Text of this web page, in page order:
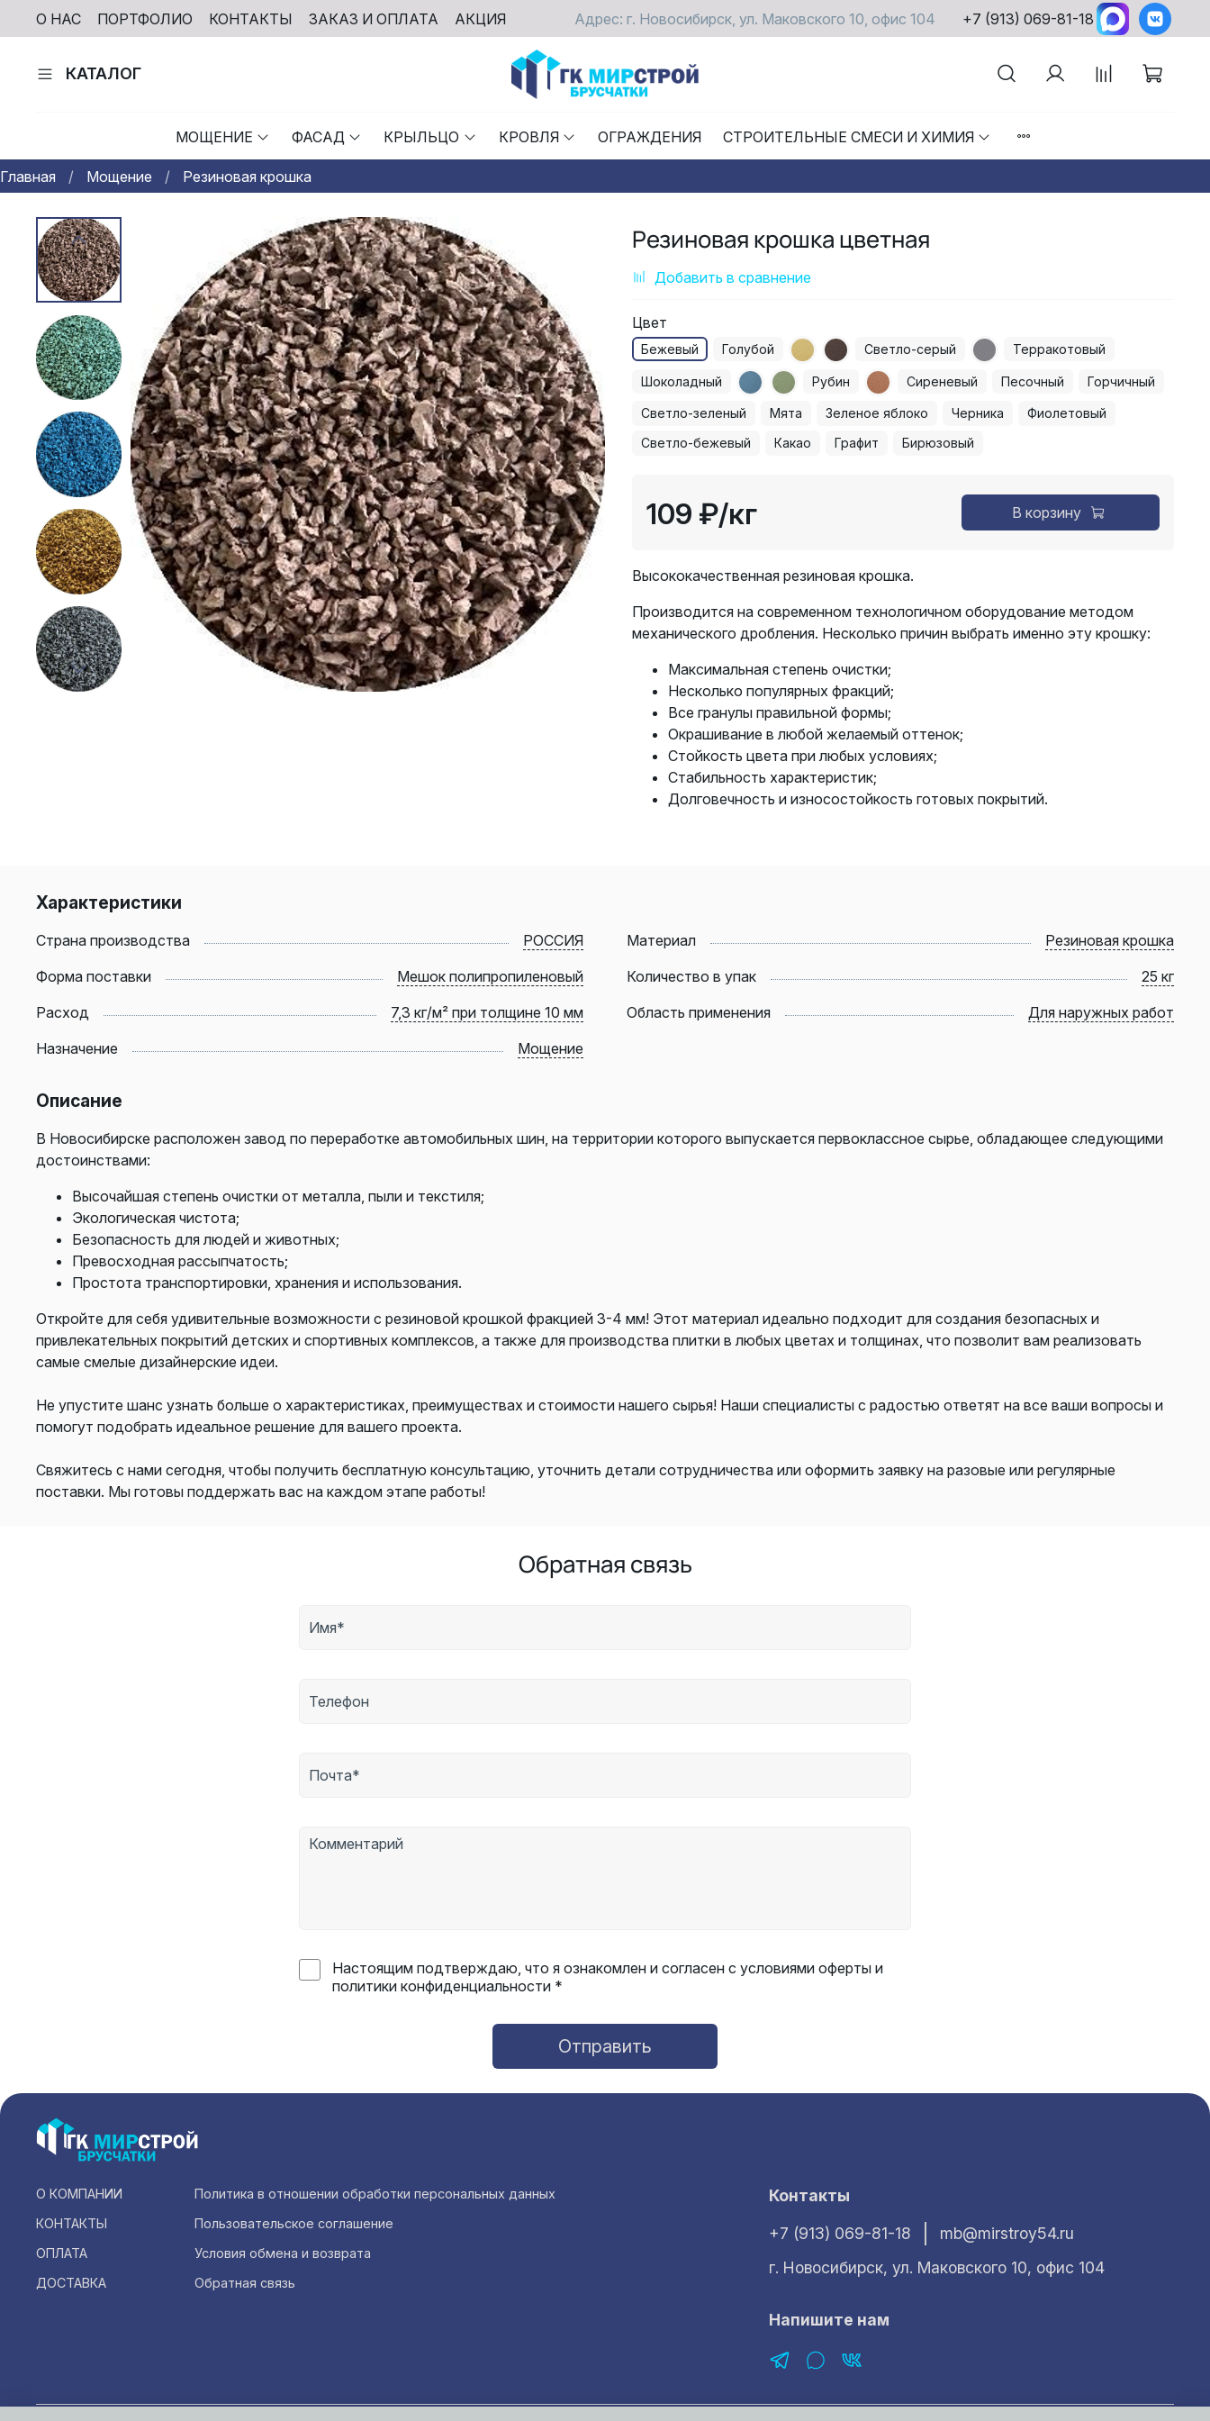
О НАС ПОРТФОЛИО КОНТАКТЫ ЗАКАЗ И ОПЛАТА АКЦИЯ Адрес: г. Новосибирск, ул. Маковского 10, офис 104 +7 (913) 069-81-18
КАТАЛОГ
МОЩЕНИЕ ФАСАД КРЫЛЬЦО КРОВЛЯ ОГРАЖДЕНИЯ СТРОИТЕЛЬНЫЕ СМЕСИ И ХИМИЯ
Главная Мощение Резиновая крошка
Резиновая крошка цветная
Добавить в сравнение
Цвет
Бежевый Голубой Светло-серый Терракотовый
Шоколадный Рубин Сиреневый Песочный Горчичный
Светло-зеленый Мята Зеленое яблоко Черника
Фиолетовый
Светло-бежевый
Какао Графит Бирюзовый
109 ₽/кг В корзину
Высококачественная резиновая крошка.
Производится на современном технологичном оборудование методом
механического дробления. Несколько причин выбрать именно эту крошку:
Максимальная степень очистки;
Несколько популярных фракций;
Все гранулы правильной формы;
Окрашивание в любой желаемый оттенок;
Стойкость цвета при любых условиях;
Стабильность характеристик;
Долговечность и износостойкость готовых покрытий.
Характеристики
Страна производства РОССИЯ Материал
Резиновая крошка
Форма поставки
Мешок полипропиленовый Количество в упак
25 кг
Расход
7,3 кг/м² при толщине 10 мм Область применения
Для наружных работ
Назначение
Мощение
Описание
В Новосибирске расположен завод по переработке автомобильных шин, на территории которого выпускается первоклассное сырье, обладающее следующими
достоинствами:
Высочайшая степень очистки от металла, пыли и текстиля;
Экологическая чистота;
Безопасность для людей и животных;
Превосходная рассыпчатость;
Простота транспортировки, хранения и использования.
Откройте для себя удивительные возможности с резиновой крошкой фракцией 3-4 мм! Этот материал идеально подходит для создания безопасных и
привлекательных покрытий детских и спортивных комплексов, а также для производства плитки в любых цветах и толщинах, что позволит вам реализовать
самые смелые дизайнерские идеи.
Не упустите шанс узнать больше о характеристиках, преимуществах и стоимости нашего сырья! Наши специалисты с радостью ответят на все ваши вопросы и
помогут подобрать идеальное решение для вашего проекта.
Свяжитесь с нами сегодня, чтобы получить бесплатную консультацию, уточнить детали сотрудничества или оформить заявку на разовые или регулярные
поставки. Мы готовы поддержать вас на каждом этапе работы!
Обратная связь
Настоящим подтверждаю, что я ознакомлен и согласен с условиями оферты и
политики конфиденциальности *
Отправить
О КОМПАНИИ
КОНТАКТЫ
ОПЛАТА
ДОСТАВКА
Политика в отношении обработки персональных данных
Пользовательское соглашение
Условия обмена и возврата
Обратная связь
Контакты
+7 (913) 069-81-18
mb@mirstroy54.ru
г. Новосибирск, ул. Маковского 10, офис 104
Напишите нам